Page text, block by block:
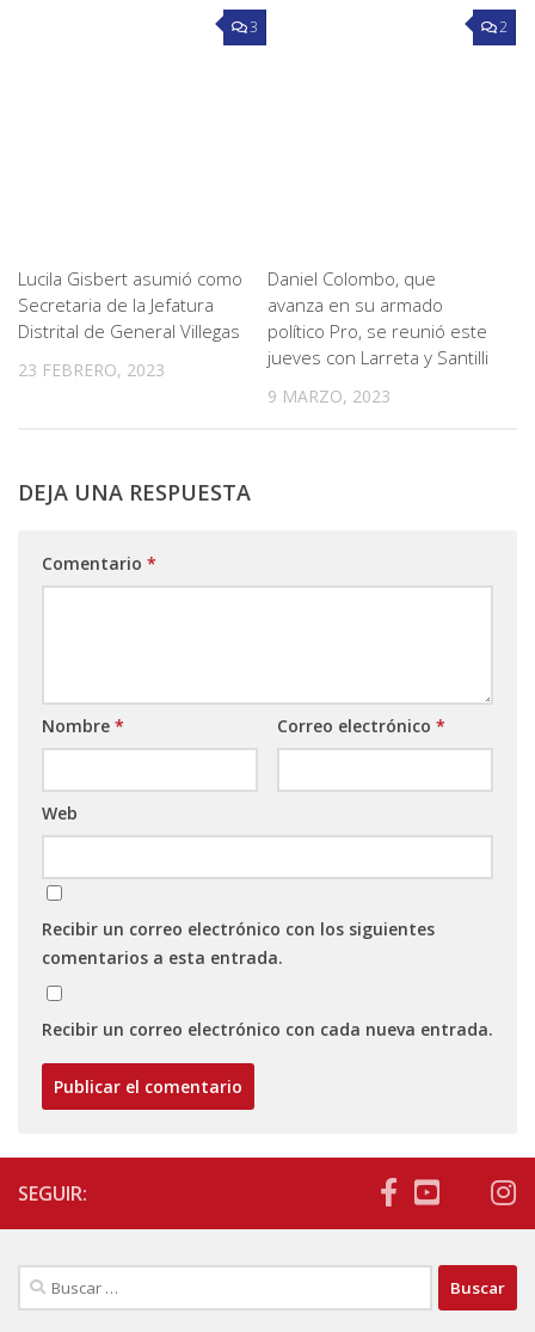
3
Lucila Gisbert asumió como
Secretaria de la Jefatura
Distrital de General Villegas
23 FEBRERO, 2023
2
Daniel Colombo, que
avanza en su armado
político Pro, se reunió este
jueves con Larreta y Santilli
9 MARZO, 2023
DEJA UNA RESPUESTA
Comentario *
Nombre * Correo electrónico *
Web
Recibir un correo electrónico con los siguientes
comentarios a esta entrada.
Recibir un correo electrónico con cada nueva entrada.
SEGUIR:
Buscar: